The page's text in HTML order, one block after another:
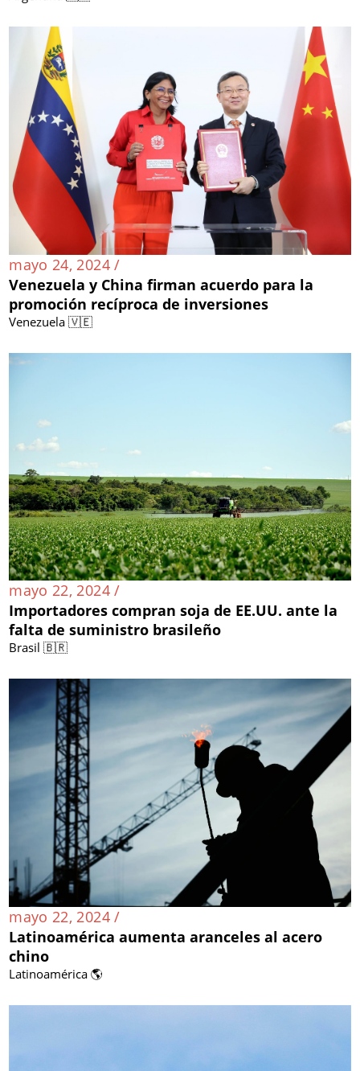
mayo 24, 2024 /
Venezuela y China firman acuerdo para la
promoción recíproca de inversiones
Venezuela 🇻🇪
mayo 22, 2024 /
Importadores compran soja de EE.UU. ante la
falta de suministro brasileño
Brasil 🇧🇷
mayo 22, 2024 /
Latinoamérica aumenta aranceles al acero
chino
Latinoamérica 🌎